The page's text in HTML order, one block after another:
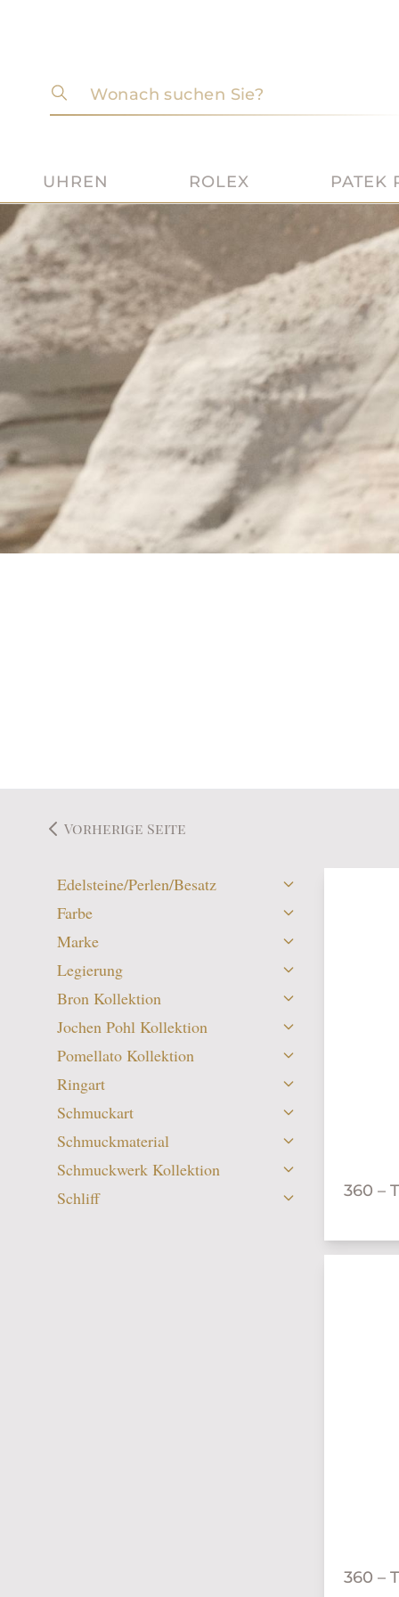
Wonach suchen Sie?
UHREN ROLEX PATEK
Vorherige Seite
Edelsteine/Perlen/Besatz
Farbe
Marke
Legierung
Bron Kollektion
Jochen Pohl Kollektion
Pomellato Kollektion
Ringart
Schmuckart
Schmuckmaterial
Schmuckwerk Kollektion
Schliff
360 –
360 –